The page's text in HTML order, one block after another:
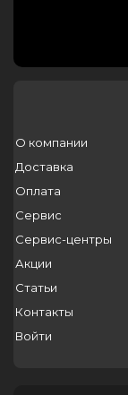
О компании
Доставка
Оплата
Сервис
Сервис-центры
Акции
Статьи
Контакты
Войти